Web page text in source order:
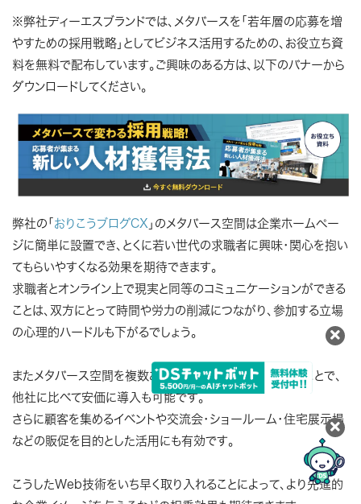
※弊社ディーエスブランドでは、メタバースを「若年層の応募を増
やすための採用戦略」としてビジネス活用するための、お役立ち資
料を無料で配布しています。ご興味のある方は、以下のバナーから
ダウンロードしてください。
弊社の「 おりこうブログCX 」のメタバース空間は企業ホームペー
ジに簡単に設置でき、とくに若い世代の求職者に興味・関心を抱い
てもらいやすくなる効果を期待できます。
求職者とオンライン上で現実と同等のコミュニケーションができる
ことは、双方にとって時間や労力の削減につながり、参加する立場
の心理的ハードルも下がるでしょう。
またメタバース空間を複数あるテンプレートから選択することで、
他社に比べて安価に導入も可能です。
さらに顧客を集めるイベントや交流会・ショールーム・住宅展示場
などの販促を目的とした活用にも有効です。
こうしたWeb技術をいち早く取り入れることによって、より先進的